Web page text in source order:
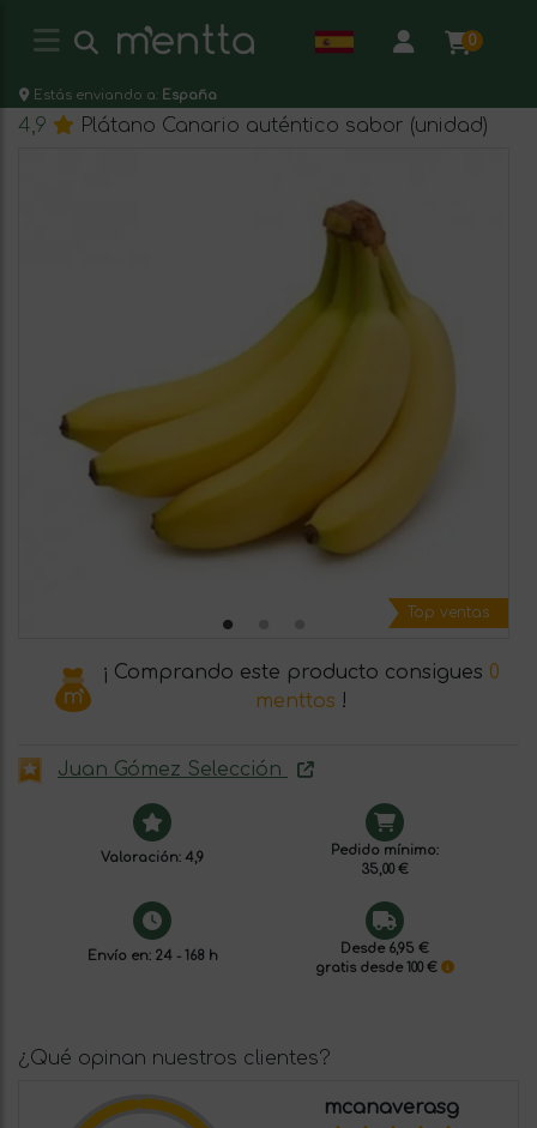
0
Estás enviando a: España
4,9 Plátano Canario auténtico sabor (unidad)
Top ventas
¡ Comprando este producto consigues 0
menttos !
Juan Gómez Selección
Valoración: 4,9
Pedido mínimo:
35,00 €
Envío en: 24 - 168 h
Desde 6,95 €
gratis desde 100 €
¿Qué opinan nuestros clientes?
mcanaverasg